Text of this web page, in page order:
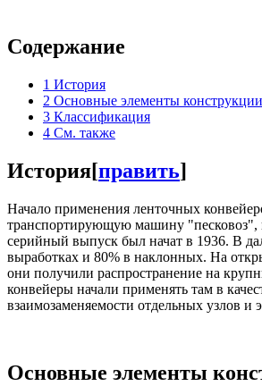
Содержание
1 История
2 Основные элементы конструкции
3 Классификация
4 См. также
История[править]
Начало применения ленточных
транспортирующую машину "песковоз",
серийный выпуск был начат в 1936. В
выработках и 80% в наклонных. На
они получили распространение на
конвейеры начали применять там в
взаимозаменяемости отдельных узлов и
Основные элементы